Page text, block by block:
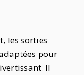
les sorties
pour
Il